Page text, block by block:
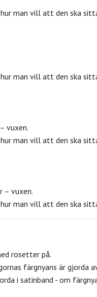
man vill att den ska
man vill att den ska
vuxen.
man vill att den ska
– vuxen.
man vill att den ska
rosetter på.
färgnyans är gjorda
i satinband - om